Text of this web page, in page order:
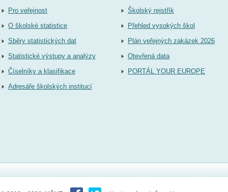
Pro veřejnost
O školské statistice
Sběry statistických dat
Statistické výstupy a analýzy
Číselníky a klasifikace
Adresáře školských institucí
Školský rejstřík
Přehled vysokých škol
Plán veřejných zakázek 2026
Otevřená data
PORTÁL YOUR EUROPE